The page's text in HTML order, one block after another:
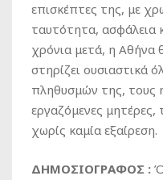
επισκέπτες της, με
ταυτότητα, ασφάλεια
χρόνια μετά, η Αθήνα
στηρίζει ουσιαστικά
πληθυσμών της, τους
εργαζόμενες μητέρες,
χωρίς καμία εξαίρεση.
ΔΗΜΟΣΙΟΓΡΑΦΟΣ :